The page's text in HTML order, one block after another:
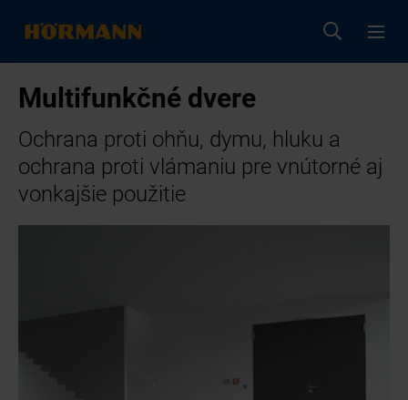
Multifunkčné dvere
Ochrana proti ohňu, dymu, hluku a
ochrana proti vlámaniu pre vnútorné aj
vonkajšie použitie